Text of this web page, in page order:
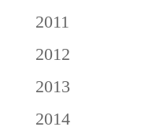
2011
2012
2013
2014